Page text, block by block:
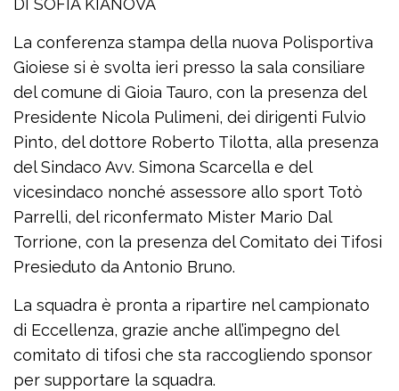
DI SOFIA KIANOVA
La conferenza stampa della nuova Polisportiva
Gioiese si è svolta ieri presso la sala consiliare
del comune di Gioia Tauro, con la presenza del
Presidente Nicola Pulimeni, dei dirigenti Fulvio
Pinto, del dottore Roberto Tilotta, alla presenza
del Sindaco Avv. Simona Scarcella e del
vicesindaco nonché assessore allo sport Totò
Parrelli, del riconfermato Mister Mario Dal
Torrione, con la presenza del Comitato dei Tifosi
Presieduto da Antonio Bruno.
La squadra è pronta a ripartire nel campionato
di Eccellenza, grazie anche all’impegno del
comitato di tifosi che sta raccogliendo sponsor
per supportare la squadra.